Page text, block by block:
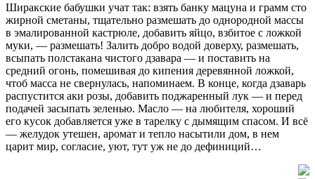
Ширакские бабушки учат так: взять банку мацуна и грамм сто
жирной сметаны, тщательно размешать до однородной массы
в эмалированной кастрюле, добавить яйцо, взбитое с ложкой
муки, — размешать! Залить добро водой доверху, размешать,
всыпать полстакана чистого дзавара — и поставить на
средний огонь, помешивая до кипения деревянной ложкой,
чтоб масса не свернулась, напоминаем. В конце, когда дзаварь
распустится аки розы, добавить поджаренный лук — и перед
подачей засыпать зеленью. Масло — на любителя, хороший
его кусок добавляется уже в тарелку с дымящим спасом. И всё
— желудок утешен, аромат и тепло насытили дом, в нем
царит мир, согласие, уют, тут уж не до дефиниций…